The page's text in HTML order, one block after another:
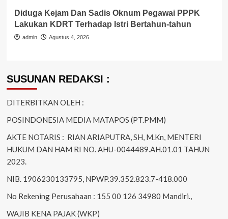
Diduga Kejam Dan Sadis Oknum Pegawai PPPK
Lakukan KDRT Terhadap Istri Bertahun-tahun
admin Agustus 4, 2026
SUSUNAN REDAKSI :
DITERBITKAN OLEH :
POSINDONESIA MEDIA MATAPOS (PT.PMM)
AKTE NOTARIS : RIAN ARIAPUTRA, SH, M.Kn, MENTERI
HUKUM DAN HAM RI NO. AHU-0044489.AH.01.01 TAHUN
2023.
NIB. 1906230133795, NPWP.39.352.823.7-418.000
No Rekening Perusahaan : 155 00 126 34980 Mandiri.,
WAJIB KENA PAJAK (WKP)